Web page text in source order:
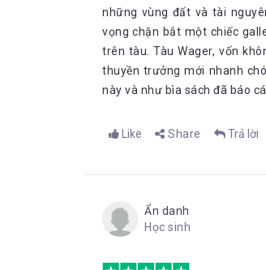
những vùng đất và tài
vọng chặn bắt một chiếc
trên tàu. Tàu Wager, vốn
thuyền trưởng mới nhanh
này và như bìa sách đã báo
Like Share Trả lời
Ẩn danh
Học sinh